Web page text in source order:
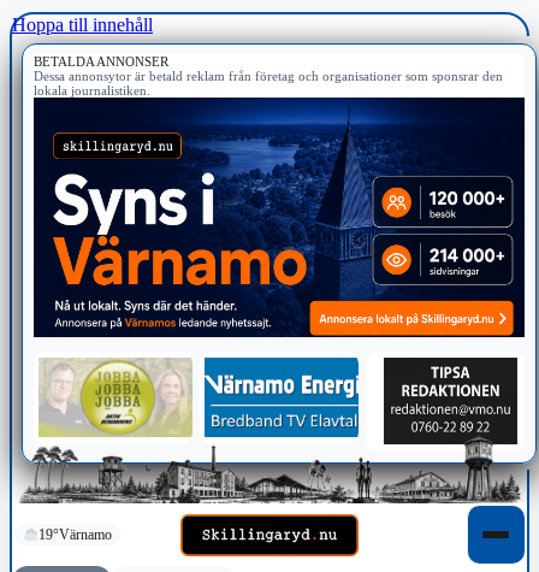
Hoppa till innehåll
BETALDA ANNONSER
Dessa annonsytor är betald reklam från företag och organisationer som sponsrar den
lokala journalistiken.
19°Värnamo